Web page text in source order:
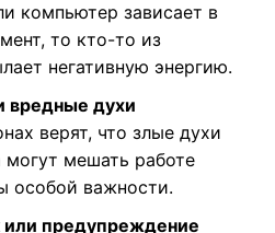
компьютер зависает в
то кто-то из
негативную энергию.
вредные духи
верят, что злые духи
могут мешать работе
особой важности.
или предупреждение